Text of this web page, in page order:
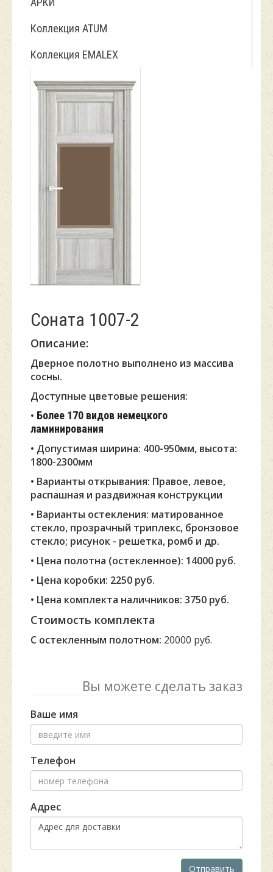
Коллекция ATUM
Коллекция EMALEX
Соната 1007-2
Описание:
Дверное полотно выполнено из массива
сосны.
Доступные цветовые решения:
• Более 170 видов немецкого
ламинирования
• Допустимая ширина: 400-950мм, высота:
1800-2300мм
• Варианты открывания: Правое, левое,
распашная и раздвижная конструкции
• Варианты остекления: матированное
стекло, прозрачный триплекс, бронзовое
стекло; рисунок - решетка, ромб и др.
• Цена полотна (остекленное): 14000 руб.
• Цена коробки: 2250 руб.
• Цена комплекта наличников: 3750 руб.
Стоимость комплекта
С остекленным полотном: 20000 руб.
Вы можете сделать заказ
Ваше имя
Телефон
Адрес
Отправить